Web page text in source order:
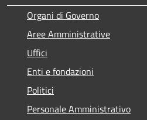
Organi di Governo
Aree Amministrative
Uffici
Enti e fondazioni
Politici
Personale Amministrativo